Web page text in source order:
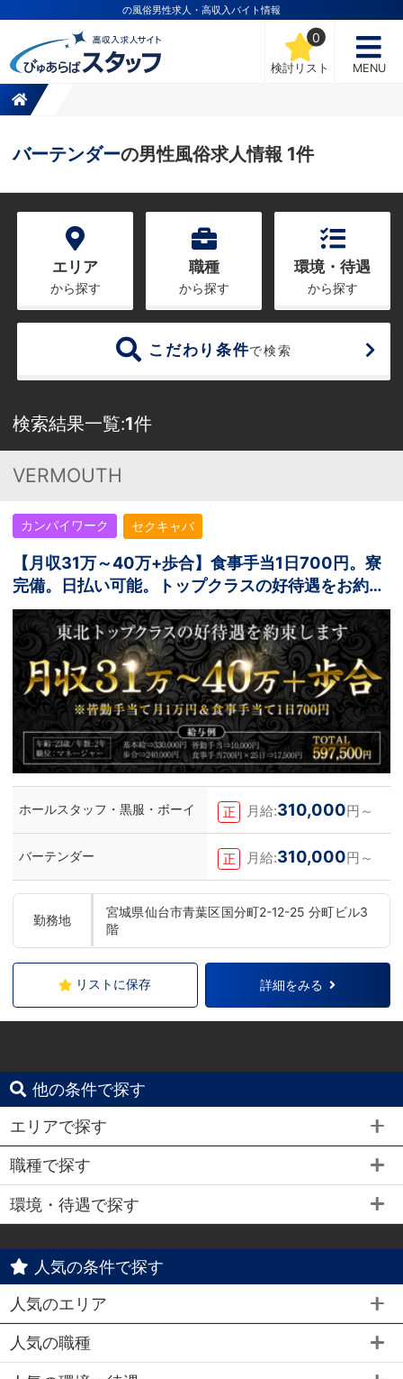
の風俗男性求人・高収入バイト情報
検討リスト
0
MENU
バーテンダーの男性風俗求人情報 1件
エリア
から探す
職種
から探す
環境・待遇
から探す
こだわり条件で検索
検索結果一覧:1件
VERMOUTH
カンパイワーク セクキャバ
【月収31万～40万+歩合】食事手当1日700円。寮
完備。日払い可能。トップクラスの好待遇をお約
束。
ホールスタッフ・黒服・ボーイ 正 月給:310,000円～
バーテンダー 正 月給:310,000円～
勤務地
宮城県仙台市青葉区国分町2-12-25 分町ビル3
階
リストに保存 詳細をみる
他の条件で探す
エリアで探す
職種で探す
環境・待遇で探す
人気の条件で探す
人気のエリア
人気の職種